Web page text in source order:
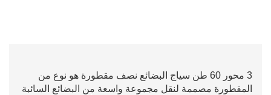
3 محور 60 طن سياج البضائع نصف مقطورة هو نوع من
المقطورة مصممة لنقل مجموعة واسعة من البضائع السائبة